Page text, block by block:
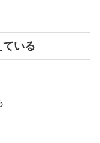
ている